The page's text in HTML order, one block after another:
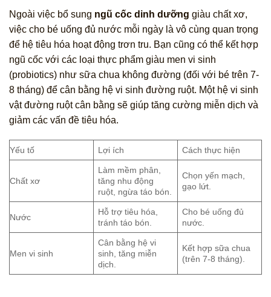
Ngoài việc bổ sung ngũ cốc dinh dưỡng giàu chất xơ,
việc cho bé uống đủ nước mỗi ngày là vô cùng quan trọng
để hệ tiêu hóa hoạt động trơn tru. Bạn cũng có thể kết hợp
ngũ cốc với các loại thực phẩm giàu men vi sinh
(probiotics) như sữa chua không đường (đối với bé trên 7-
8 tháng) để cân bằng hệ vi sinh đường ruột. Một hệ vi sinh
vật đường ruột cân bằng sẽ giúp tăng cường miễn dịch và
giảm các vấn đề tiêu hóa.
Yếu tố Lợi ích Cách thực hiện
Chất xơ
Làm mềm phân,
tăng nhu động
ruột, ngừa táo bón.
Chọn yến mạch,
gạo lứt.
Nước
Hỗ trợ tiêu hóa,
tránh táo bón.
Cho bé uống đủ
nước.
Men vi sinh
Cân bằng hệ vi
sinh, tăng miễn
dịch.
Kết hợp sữa chua
(trên 7-8 tháng).